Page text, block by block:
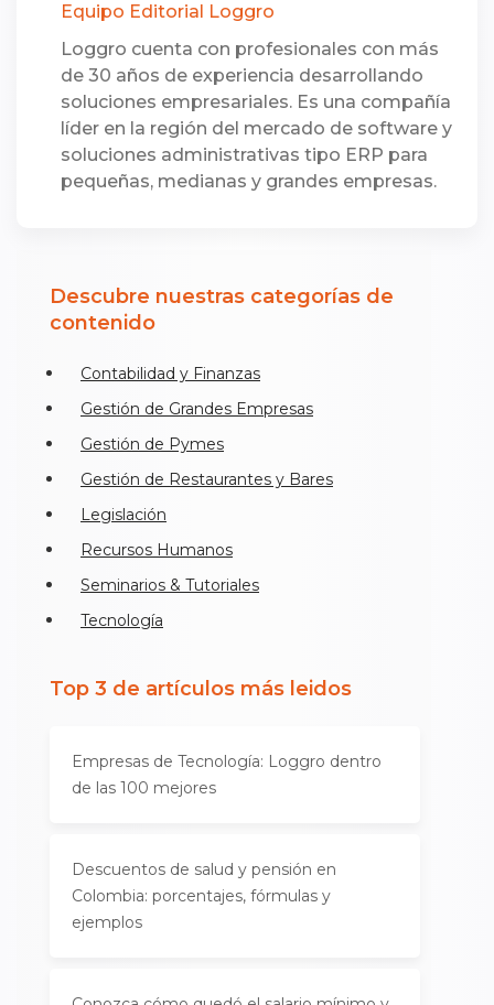
Equipo Editorial Loggro
Loggro cuenta con profesionales con más
de 30 años de experiencia desarrollando
soluciones empresariales. Es una compañía
líder en la región del mercado de software y
soluciones administrativas tipo ERP para
pequeñas, medianas y grandes empresas.
Descubre nuestras categorías de
contenido
Contabilidad y Finanzas
Gestión de Grandes Empresas
Gestión de Pymes
Gestión de Restaurantes y Bares
Legislación
Recursos Humanos
Seminarios & Tutoriales
Tecnología
Top 3 de artículos más leidos
Empresas de Tecnología: Loggro dentro
de las 100 mejores
Descuentos de salud y pensión en
Colombia: porcentajes, fórmulas y
ejemplos